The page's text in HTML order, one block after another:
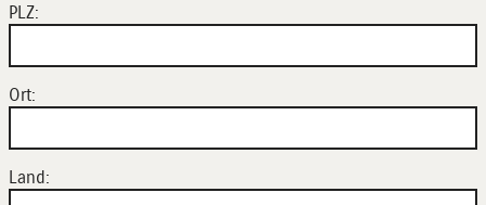
PLZ:
Ort:
Land: